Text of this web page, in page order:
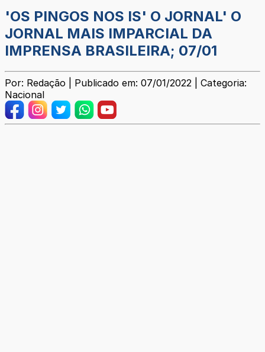
'OS PINGOS NOS IS' O JORNAL' O
JORNAL MAIS IMPARCIAL DA
IMPRENSA BRASILEIRA; 07/01
Por: Redação | Publicado em: 07/01/2022 | Categoria:
Nacional